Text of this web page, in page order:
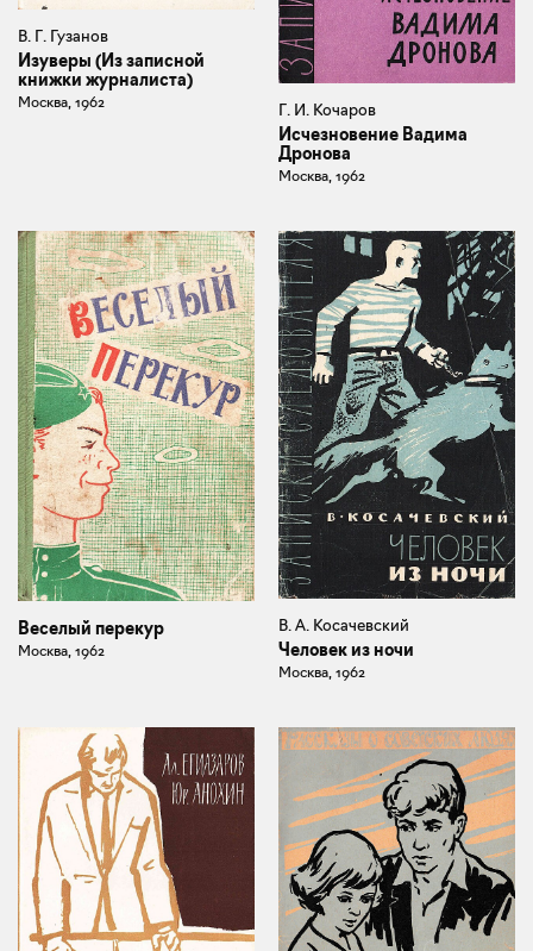
В. Г. Гузанов
Изуверы (Из записной
книжки журналиста)
Москва, 1962 Г. И. Кочаров
Исчезновение Вадима
Дронова
Москва, 1962
Веселый перекур
Москва, 1962
В. А. Косачевский
Человек из ночи
Москва, 1962